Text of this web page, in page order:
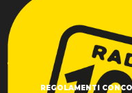
REGOLAMENTI